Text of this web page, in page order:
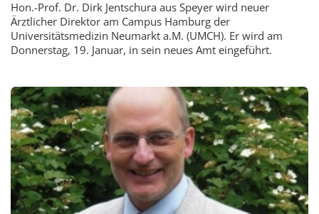
Hon.-Prof. Dr. Dirk Jentschura aus Speyer wird neuer
Ärztlicher Direktor am Campus Hamburg der
Universitätsmedizin Neumarkt a.M. (UMCH). Er wird am
Donnerstag, 19. Januar, in sein neues Amt eingeführt.